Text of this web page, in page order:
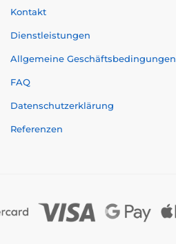
Kontakt
Dienstleistungen
Allgemeine Geschäftsbedingungen
FAQ
Datenschutzerklärung
Referenzen